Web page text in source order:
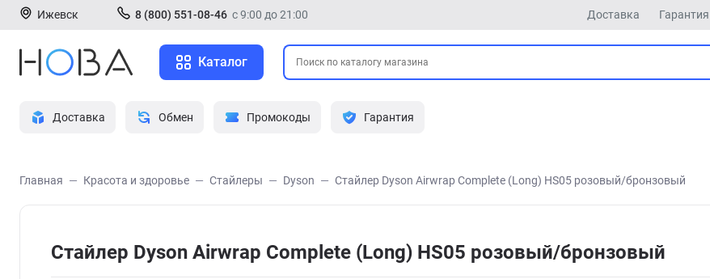
Ижевск 8 (800) 551-08-46 с 9:00 до 21:00 Доставка Гарантия
Каталог
Доставка Обмен Промокоды Гарантия
Главная Красота и здоровье Стайлеры Dyson Стайлер Dyson Airwrap Complete (Long) HS05 розовый/бронзовый
Стайлер Dyson Airwrap Complete (Long) HS05 розовый/бронзовый